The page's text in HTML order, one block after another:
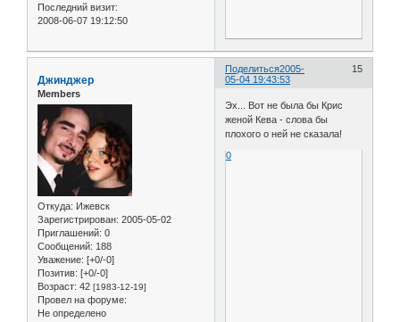
Последний визит:
2008-06-07 19:12:50
Поделиться 15
2005-
05-04 19:43:53
Джинджер
Members
Откуда: Ижевск
Зарегистрирован: 2005-05-02
Приглашений: 0
Сообщений: 188
Уважение: [+0/-0]
Позитив: [+0/-0]
Возраст: 42 [1983-12-19]
Провел на форуме:
Не определено
Эх... Вот не была бы Крис
женой Кева - слова бы
плохого о ней не сказала!
0